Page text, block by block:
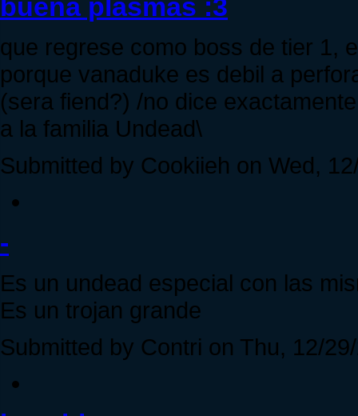
buena plasmas :3
que regrese como boss de tier 1,
porque vanaduke es debil a
(sera fiend?) /no dice
a la familia Undead\
Submitted by Cookiieh on Wed,
-
Es un undead especial con las
Es un trojan grande
Submitted by Contri on Thu, 12/